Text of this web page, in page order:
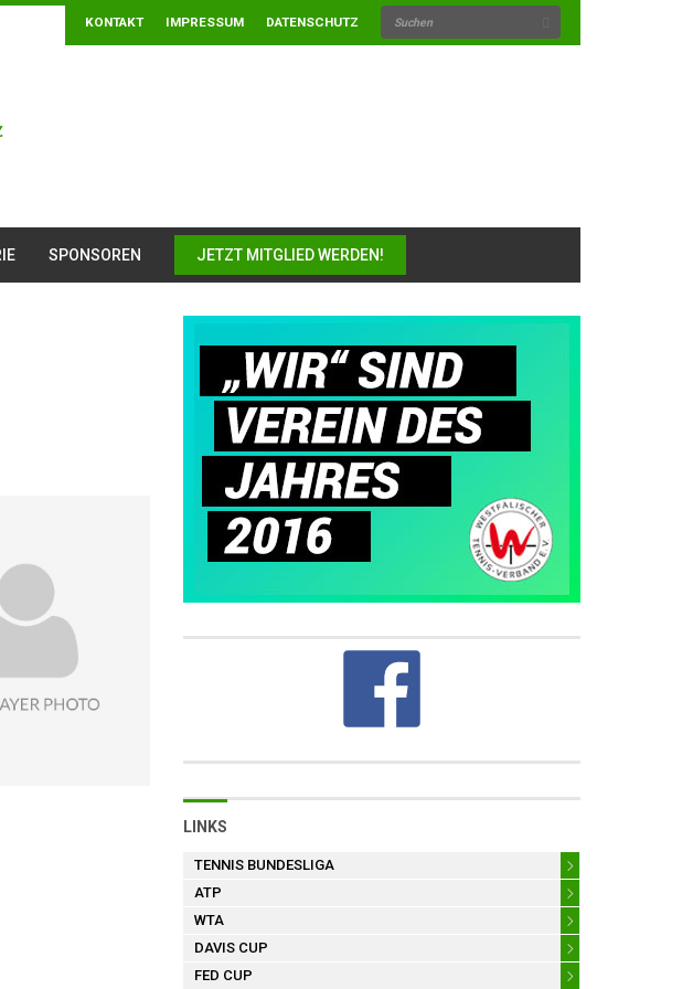
KONTAKT IMPRESSUM DATENSCHUTZ
SPONSOREN JETZT MITGLIED WERDEN!
LINKS
TENNIS BUNDESLIGA
ATP
WTA
DAVIS CUP
FED CUP